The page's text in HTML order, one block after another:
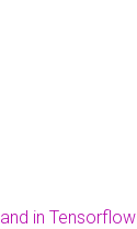
in Tensorflow